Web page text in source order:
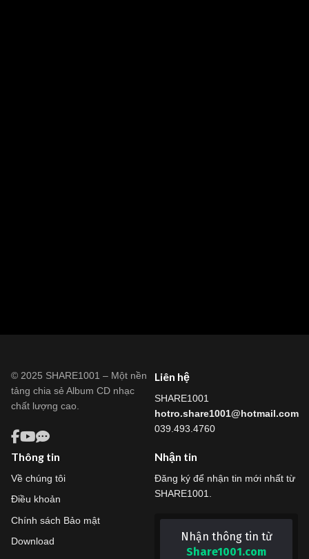
© 2025 SHARE1001 – Một nền
tảng chia sẻ Album CD nhạc
chất lượng cao.
Liên hệ
SHARE1001
hotro.share1001@hotmail.com
039.493.4760
Thông tin
Về chúng tôi
Điều khoản
Chính sách Bảo mật
Download
Nhận tin
Đăng ký để nhận tin mới nhất từ
SHARE1001.
Nhận thông tin từ
Share1001.com